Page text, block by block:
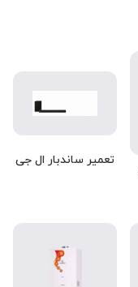
تعمیر ساندبار ال جی